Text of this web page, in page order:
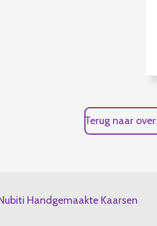
Terug naar
Handgemaakte Kaarsen